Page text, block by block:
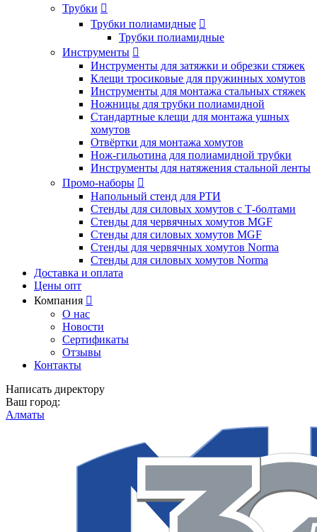
Трубки 
Трубки полиамидные 
Трубки полиамидные
Инструменты 
Инструменты для затяжки и обрезки стяжек
Клещи тросиковые для пружинных хомутов
Инструменты для монтажа стальных стяжек
Ножницы для трубки полиамидной
Стандартные клещи для монтажа ушных
хомутов
Отвёртки для монтажа хомутов
Нож-гильотина для полиамидной трубки
Инструменты для натяжения стальной ленты
Промо-наборы 
Напольный стенд для РТИ
Стенды для силовых хомутов с Т-болтами
Стенды для червячных хомутов MGF
Стенды для силовых хомутов MGF
Стенды для червячных хомутов Norma
Стенды для силовых хомутов Norma
Доставка и оплата
Цены опт
Компания 
О нас
Новости
Сертификаты
Отзывы
Контакты
Написать директору
Ваш город:
Алматы